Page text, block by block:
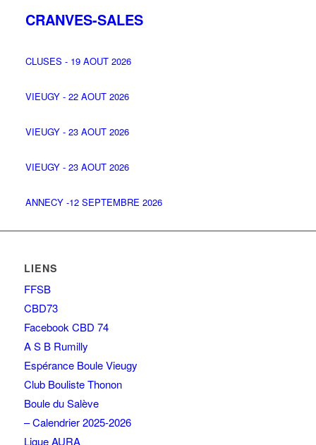
CRANVES-SALES
CLUSES - 19 AOUT 2026
VIEUGY - 22 AOUT 2026
VIEUGY - 23 AOUT 2026
VIEUGY - 23 AOUT 2026
ANNECY -12 SEPTEMBRE 2026
LIENS
FFSB
CBD73
Facebook CBD 74
A S B Rumilly
Espérance Boule Vieugy
Club Bouliste Thonon
Boule du Salève
– Calendrier 2025-2026
Ligue AURA